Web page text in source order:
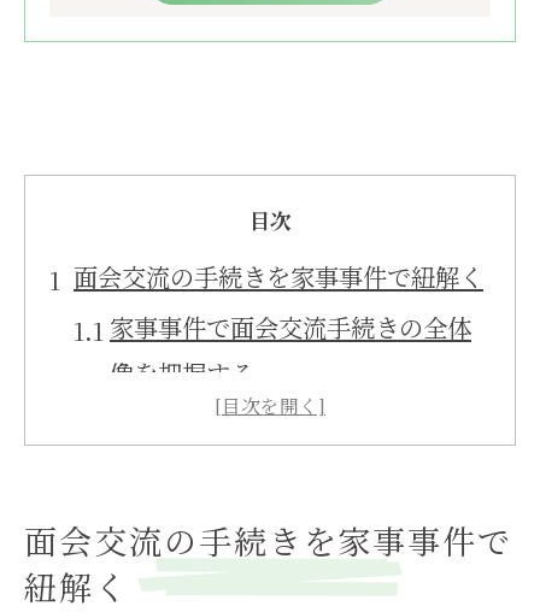
目次
面会交流の手続きを家事事件で紐解く
家事事件で面会交流手続きの全体
像を把握する
面会交流調停と家事事件の関係を
家事事件として進める面会交流の
基本的な流れ
面会交流の手続きを家事事件で
紐解く